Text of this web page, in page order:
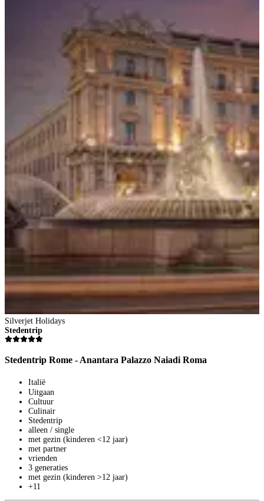
Silverjet Holidays
Stedentrip
Stedentrip Rome - Anantara Palazzo Naiadi Roma
Italië
Uitgaan
Cultuur
Culinair
Stedentrip
alleen / single
met gezin (kinderen <12 jaar)
met partner
vrienden
3 generaties
met gezin (kinderen >12 jaar)
+11